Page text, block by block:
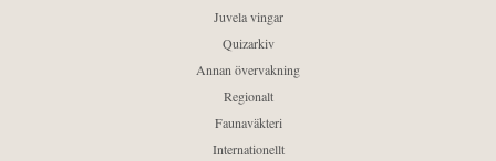
Juvela vingar
Quizarkiv
Annan övervakning
Regionalt
Faunaväkteri
Internationellt